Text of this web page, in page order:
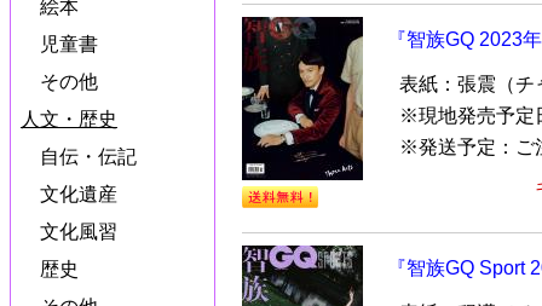
絵本
児童書
その他
人文・歴史
自伝・伝記
文化遺産
文化風習
歴史
『智族GQ 2023
表紙：張震（チ
※現地発売予定
※発送予定：ご
『智族GQ Sport